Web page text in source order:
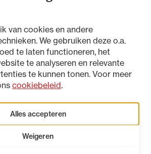
van cookies en andere
We gebruiken deze o.a.
te laten functioneren, het
te analyseren en relevante
te kunnen tonen. Voor meer
cookiebeleid.
Alles accepteren
Weigeren